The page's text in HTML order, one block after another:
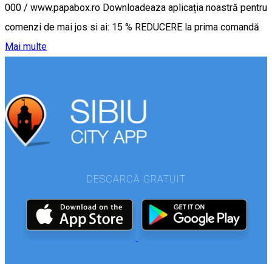
000 / www.papabox.ro Downloadeaza aplicația noastră pentru
comenzi de mai jos si ai: 15 % REDUCERE la prima comandă
Mai multe
DESCARCĂ GRATUIT